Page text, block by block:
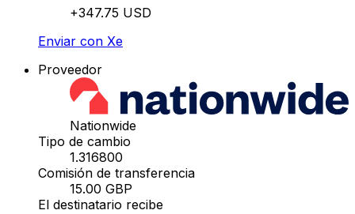
+347.75 USD
Enviar con Xe
Proveedor
Nationwide
Tipo de cambio
1.316800
Comisión de transferencia
15.00 GBP
El destinatario recibe